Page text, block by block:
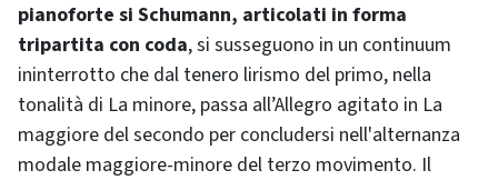
pianoforte si Schumann, articolati in forma
tripartita con coda, si susseguono in un continuum
ininterrotto che dal tenero lirismo del primo, nella
tonalità di La minore, passa all’Allegro agitato in La
maggiore del secondo per concludersi nell'alternanza
modale maggiore-minore del terzo movimento. Il